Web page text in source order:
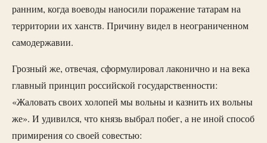
ранним, когда воеводы наносили поражение татарам на
территории их ханств. Причину видел в неограниченном
самодержавии.
Грозный же, отвечая, сформулировал лаконично и на века
главный принцип российской государственности:
«Жаловать своих холопей мы вольны и казнить их вольны
же». И удивился, что князь выбрал побег, а не иной способ
примирения со своей совестью: